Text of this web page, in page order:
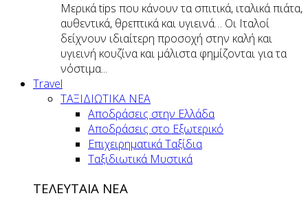
Μερικά tips που κάνουν τα σπιτικά, ιταλικά πιάτα,
αυθεντικά, θρεπτικά και υγιεινά… Οι Ιταλοί
δείχνουν ιδιαίτερη προσοχή στην καλή και
υγιεινή κουζίνα και μάλιστα φημίζονται για τα
νόστιμα...
Travel
ΤΑΞΙΔΙΩΤΙΚΑ ΝΕΑ
Αποδράσεις στην Ελλάδα
Αποδράσεις στο Εξωτερικό
Επιχειρηματικά Ταξίδια
Ταξιδιωτικά Μυστικά
ΤΕΛΕΥΤΑΙΑ ΝΕΑ